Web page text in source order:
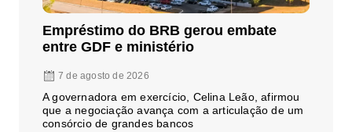
Empréstimo do BRB gerou embate
entre GDF e ministério
7 de agosto de 2026
A governadora em exercício, Celina Leão, afirmou
que a negociação avança com a articulação de um
consórcio de grandes bancos